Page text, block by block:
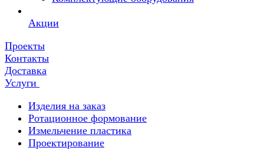
Акции
Проекты
Контакты
Доставка
Услуги
Изделия на заказ
Ротационное формование
Измельчение пластика
Проектирование